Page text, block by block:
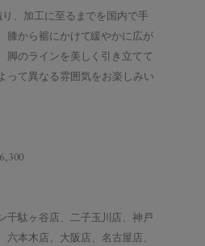
、加工に至るまでを国内で手
膝から裾にかけて緩やかに広が
脚のラインを美しく引き立 てて
って異なる雰囲気をお楽 しみい
,300
千駄ヶ谷店、二子玉川店、神戸
六本木店、大阪店、 名古屋店、